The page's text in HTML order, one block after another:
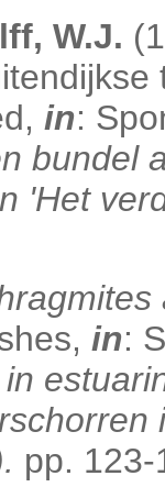
W.J.
in:
bundel
'Het
in:
pp.